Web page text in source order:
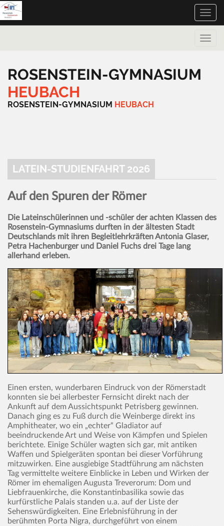
Toggle
Toggle
ROSENSTEIN-GYMNASIUM
HEUBACH
ROSENSTEIN-GYMNASIUM HEUBACH
LATEIN-STUDIENFAHRT 2026
Auf den Spuren der Römer
Die Lateinschülerinnen und -schüler der achten Klassen des
Rosenstein-Gymnasiums durften in der ältesten Stadt
Deutschlands mit ihren Begleitlehrkräften Antonia Glaser,
Petra Hachenburger und Daniel Fuchs drei Tage lang
allerhand erleben.
Einen ersten, wunderbaren Eindruck von der Römerstadt
konnten sie bei allerbester Fernsicht direkt nach der
Ankunft auf dem Aussichtspunkt Petrisberg gewinnen.
Danach ging es zu Fuß durch die Weinberge direkt ins
Amphitheater, wo ein „echter“ Gladiator auf
beeindruckende Art und Weise von Kämpfen und Spielen
berichtete. Einige Schüler wagten sich gar, mit antiken
Waffen und Spielgeräten spontan bei dieser Vorführung
mitzuwirken. Eine ausgiebige Stadtführung am nächsten
Tag vermittelte weitere Einblicke in Leben und Wirken der
Römer im ehemaligen Augusta Treverorum: Dom und
Liebfrauenkirche, die Konstantinbasilika sowie das
kurfürstliche Palais standen u.a. auf der Liste der
Sehenswürdigkeiten. Eine Erlebnisführung in der
berühmten Porta Nigra, durchgeführt von einem